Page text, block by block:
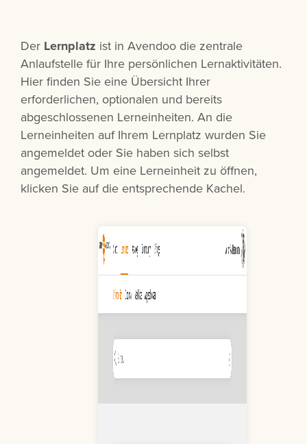
Der Lernplatz ist in Avendoo die zentrale
Anlaufstelle für Ihre persönlichen Lernaktivitäten.
Hier finden Sie eine Übersicht Ihrer
erforderlichen, optionalen und bereits
abgeschlossenen Lerneinheiten. An die
Lerneinheiten auf Ihrem Lernplatz wurden Sie
angemeldet oder Sie haben sich selbst
angemeldet. Um eine Lerneinheit zu öffnen,
klicken Sie auf die entsprechende Kachel.